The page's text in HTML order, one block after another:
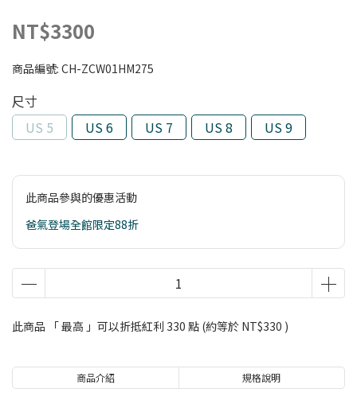
NT$3300
商品編號: CH-ZCW01HM275
尺寸
US 5
US 6 US 7 US 8 US 9
此商品參與的優惠活動
爸氣登場全館限定88折
此商品 「 最高 」可以折抵紅利 330 點 (約等於 NT$330 )
商品介紹 規格說明